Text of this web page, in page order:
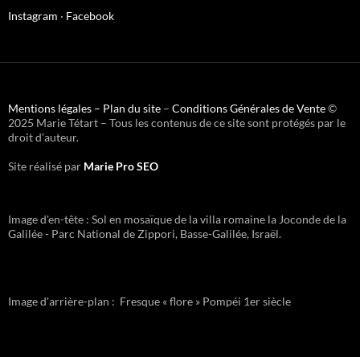
Instagram · Facebook
Mentions légales – Plan du site – Conditions Générales de Vente©
2025 Marie Tétart – Tous les contenus de ce site sont protégés par le
droit d’auteur.
Site réalisé par Marie Pro SEO
Image d'en-tête : Sol en mosaïque de la villa romaine la Joconde de la
Galilée - Parc National de Zippori, Basse-Galilée, Israël.
Image d'arrière-plan : Fresque « flore » Pompéi 1er siècle